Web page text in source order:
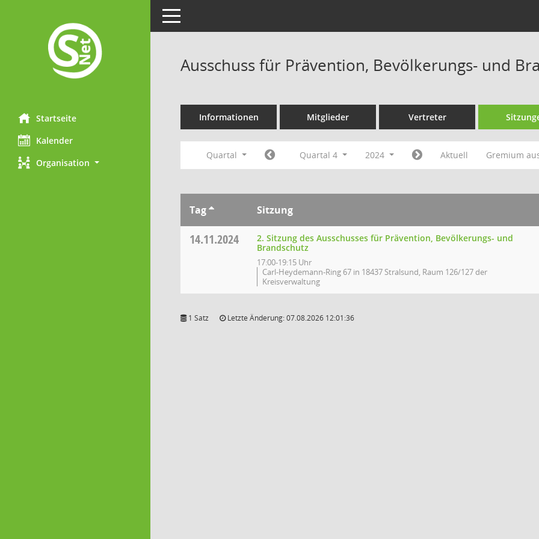
Startseite
Kalender
Organisation
Toggle navigation
Ausschuss für Prävention, Bevölkerungs- und
Informationen Mitglieder Vertreter
Quartal Quartal 4 2024 Aktuell Gremium
Tag Sitzung
14.11.2024
2. Sitzung des Ausschusses für Prävention, Bevölkerungs- und
Brandschutz
17:00-19:15 Uhr
Carl-Heydemann-Ring 67 in 18437 Stralsund, Raum 126/127 der
Kreisverwaltung
1 Satz Letzte Änderung: 07.08.2026 12:01:36